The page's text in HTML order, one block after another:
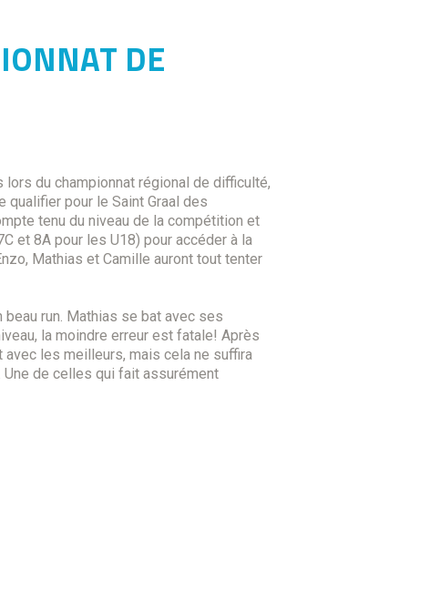
DE
du championnat régional de difficulté,
pour le Saint Graal des
tenu du niveau de la compétition et
et 8A pour les U18) pour accéder à la
Mathias et Camille auront tout tenter
run. Mathias se bat avec ses
la moindre erreur est fatale! Après
les meilleurs, mais cela ne suffira
de celles qui fait assurément